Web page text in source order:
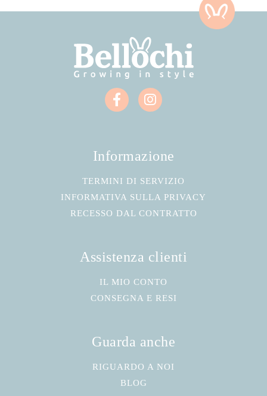
Informazione
TERMINI DI SERVIZIO
INFORMATIVA SULLA PRIVACY
RECESSO DAL CONTRATTO
Assistenza clienti
IL MIO CONTO
CONSEGNA E RESI
Guarda anche
RIGUARDO A NOI
BLOG